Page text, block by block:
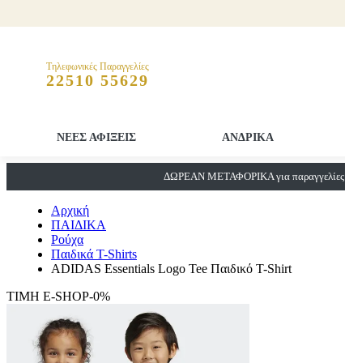
Τηλεφωνικές Παραγγελίες
22510 55629
ΝΕΕΣ ΑΦΙΞΕΙΣ ΑΝΔΡΙΚΑ
ΔΩΡΕΑΝ ΜΕΤΑΦΟΡΙΚΑ για
Αρχική
ΠΑΙΔΙΚΑ
Ρούχα
Παιδικά T-Shirts
ADIDAS Essentials Logo Tee Παιδικό T-Shirt
ΤΙΜΗ E-SHOP-0%